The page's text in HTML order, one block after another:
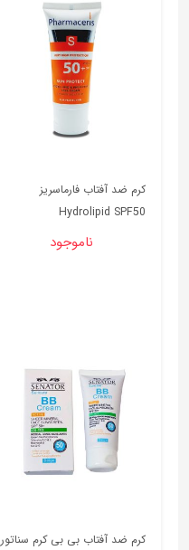
کرم ضد آفتاب فارماسریز
Hydrolipid SPF50
ناموجود
کرم ضد آفتاب بی بی کرم سناتور